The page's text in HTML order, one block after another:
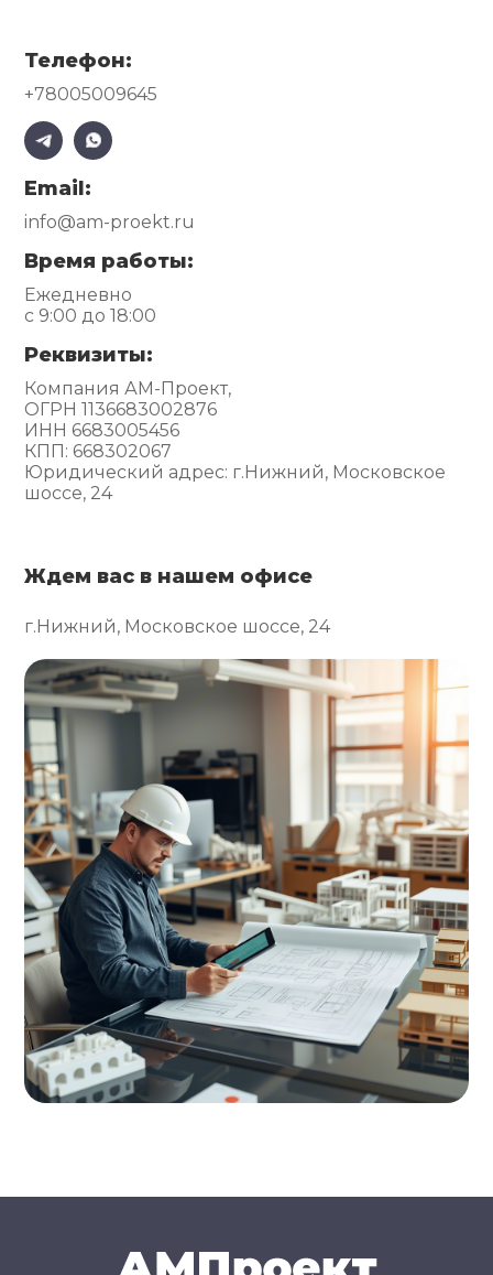
Телефон:
+78005009645
Email:
info@am-proekt.ru
Время работы:
Ежедневно
с 9:00 до 18:00
Реквизиты:
Компания АМ-Проект,
ОГРН 1136683002876
ИНН 6683005456
КПП: 668302067
Юридический адрес: г.Нижний, Московское
шоссе, 24
Ждем вас в нашем офисе
г.Нижний, Московское шоссе, 24